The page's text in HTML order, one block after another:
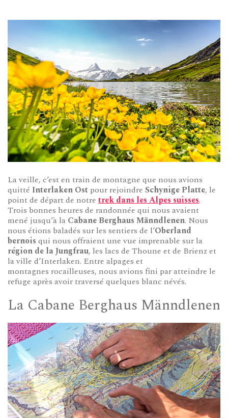
La veille, c’est en train de montagne que nous avions
quitté Interlaken Ost pour rejoindre Schynige Platte, le
point de départ de notre trek dans les Alpes suisses.
Trois bonnes heures de randonnée qui nous avaient
mené jusqu’à la Cabane Berghaus Männdlenen. Nous
nous étions baladés sur les sentiers de l’Oberland
bernois qui nous offraient une vue imprenable sur la
région de la Jungfrau, les lacs de Thoune et de Brienz et
la ville d’Interlaken. Entre alpages et
montagnes rocailleuses, nous avions fini par atteindre le
refuge après avoir traversé quelques blanc névés.
La Cabane Berghaus Männdlenen